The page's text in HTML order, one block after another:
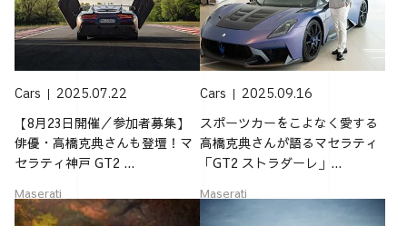
Cars 2025.07.22
【8月23日開催／参加者募集】
俳優・高橋克典さんも登壇！マ
セラティ神戸 GT2 ...
Maserati
Cars 2025.09.16
スポーツカーをこよなく愛する
高橋克典さんが語るマセラティ
「GT2 ストラダーレ」...
Maserati